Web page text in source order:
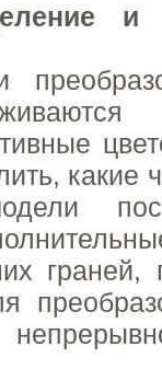
и
какие
граней,